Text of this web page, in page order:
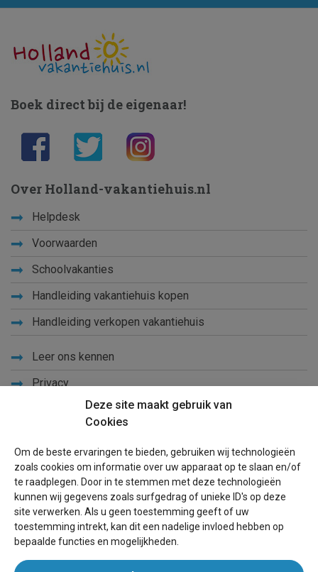
Deze site maakt gebruik van
Cookies
Om de beste ervaringen te bieden, gebruiken wij technologieën
zoals cookies om informatie over uw apparaat op te slaan en/of
te raadplegen. Door in te stemmen met deze technologieën
kunnen wij gegevens zoals surfgedrag of unieke ID's op deze
site verwerken. Als u geen toestemming geeft of uw
toestemming intrekt, kan dit een nadelige invloed hebben op
bepaalde functies en mogelijkheden.
Boek direct bij de eigenaar!
Over Holland-vakantiehuis.nl
Helpdesk
Voorwaarden
Schoolvakanties
Handleiding vakantiehuis kopen
Handleiding verkopen vakantiehuis
Leer ons kennen
Privacy
Blog
Voor eigenaren
Een advertentie plaatsen